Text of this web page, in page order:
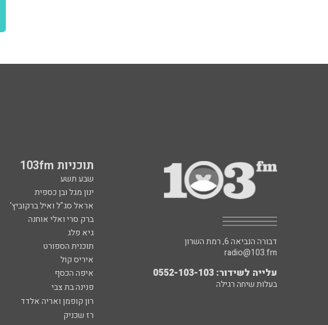
תוכניות 103fm
שבע תשע
ינון מגל ובן כספית
אראל סג"ל ואיל ברקוביץ'
ברק סרי ואלי אוחנה
גיא פלג
תוכנית הספורט
איריס קול
איפה הכסף
פנינה בת צבי
רון קופמן ואריה אלדד
רז שכניק
דבורה הנביאה 6, רמת השרון
radio@103.fm
עלייה לשידור: 0552-103-103
בעלות שיחה רגילה